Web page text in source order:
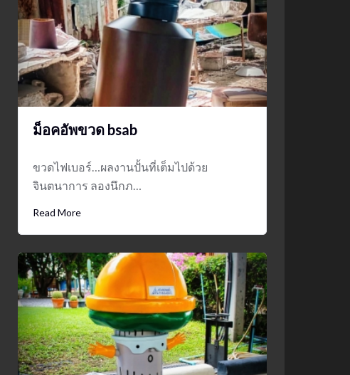
ม็อคอัพขวด bsab
ขวดไฟเบอร์…ผลงานปั้นที่เต็มไปด้วย
จินตนาการ ลองนึกภ…
Read More